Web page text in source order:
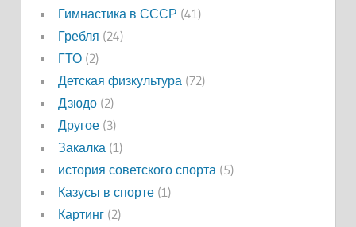
Гимнастика в СССР (41)
Гребля (24)
ГТО(2)
Детская физкультура (72)
Дзюдо(2)
Другое(3)
Закалка (1)
история советского спорта (5)
Казусы в спорте(1)
Картинг(2)